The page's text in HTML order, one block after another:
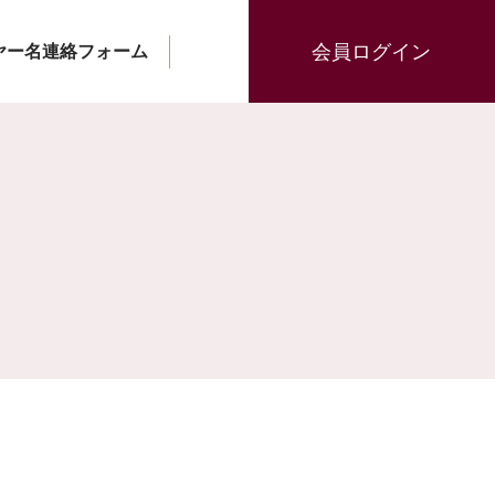
ー名連絡フォーム 会員ログイン